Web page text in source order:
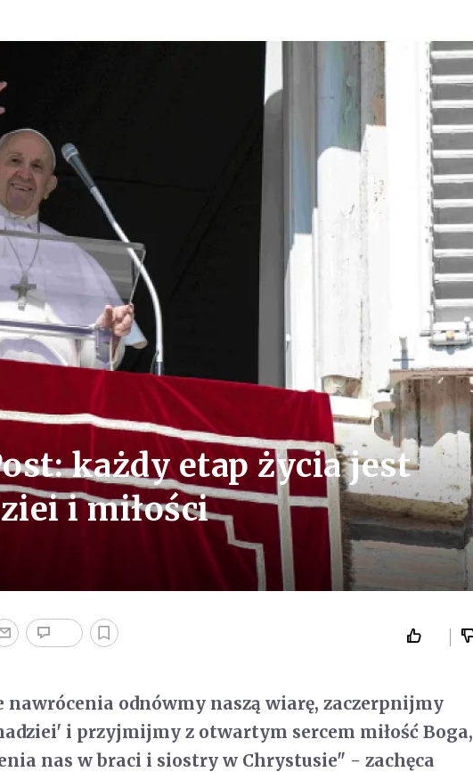
każdy etap życia jest
i miłości
nawrócenia odnówmy naszą wiarę, zaczerpnijmy
i przyjmijmy z otwartym sercem miłość Boga,
nas w braci i siostry w Chrystusie" - zachęca